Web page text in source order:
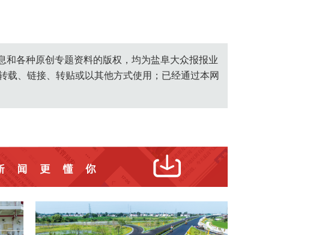
和各种原创专题资料的版权，均为盐阜大众报报业
、链接、转贴或以其他方式使用；已经通过本网